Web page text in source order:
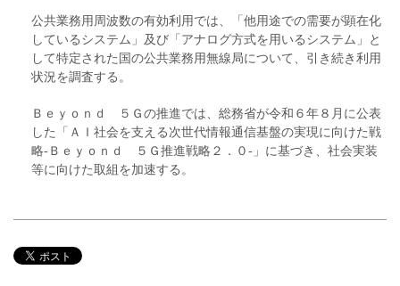
公共業務用周波数の有効利用では、「他用途での需要が顕在化
しているシステム」及び「アナログ方式を用いるシステム」と
して特定された国の公共業務用無線局について、引き続き利用
状況を調査する。
Ｂｅｙｏｎｄ ５Ｇの推進では、総務省が令和６年８月に公表
した「ＡＩ社会を支える次世代情報通信基盤の実現に向けた戦
略‐Ｂｅｙｏｎｄ ５Ｇ推進戦略２．０‐」に基づき、社会実装
等に向けた取組を加速する。